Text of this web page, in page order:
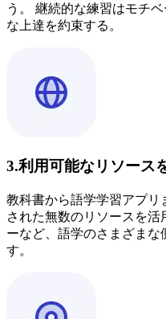
う。 継続的な練習はモチ
な上達を約束する。
3.利用可能なリソース
教科書から語学学習アプ
された無数のリソースを活
ーなど、語学のさまざまな
す。